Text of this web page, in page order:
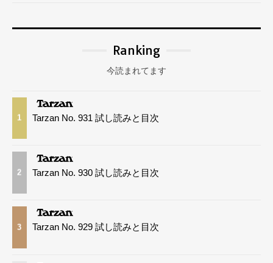
Ranking
今読まれてます
1 Tarzan No. 931 試し読みと目次
2 Tarzan No. 930 試し読みと目次
3 Tarzan No. 929 試し読みと目次